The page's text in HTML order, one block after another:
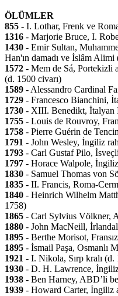
ÖLÜMLER
855 - I. Lothar, Frenk ve
1316 - Marjorie Bruce, I.
1430 - Emir Sultan,
Han'ın damadı ve İslâm Alimi
1572 - Mem de Sá, Portekizli
(d. 1500 civarı)
1589 - Alessandro Cardinal
1729 - Francesco Bianchini,
1730 - XIII. Benedikt, İtalyan
1755 - Louis de Rouvroy,
1758 - Pierre Guérin de
1791 - John Wesley, İngiliz
1793 - Carl Gustaf Pilo,
1797 - Horace Walpole,
1830 - Samuel Thomas von
1835 - II. Francis, Roma-
1840 - Heinrich Wilhelm
1758)
1865 - Carl Sylvius Völkner,
1880 - John MacNeill,
1895 - Berthe Morisot,
1895 - İsmail Paşa, Osmanlı
1921 - I. Nikola, Sırp kralı (d.
1930 - D. H. Lawrence,
1938 - Ben Harney, ABD’li
1939 - Howard Carter, İngiliz